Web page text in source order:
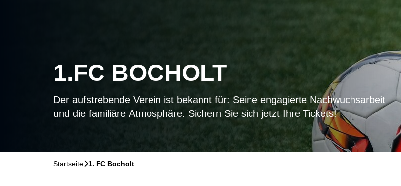
1.FC BOCHOLT
Der aufstrebende Verein ist bekannt für: Seine engagierte Nachwuchsarbeit
und die familiäre Atmosphäre. Sichern Sie sich jetzt Ihre Tickets!
Startseite􀆊1. FC Bocholt